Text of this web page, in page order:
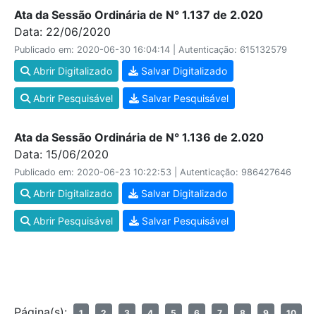
Ata da Sessão Ordinária de N° 1.137 de 2.020
Data: 22/06/2020
Publicado em: 2020-06-30 16:04:14 | Autenticação: 615132579
Abrir Digitalizado Salvar Digitalizado
Abrir Pesquisável Salvar Pesquisável
Ata da Sessão Ordinária de N° 1.136 de 2.020
Data: 15/06/2020
Publicado em: 2020-06-23 10:22:53 | Autenticação: 986427646
Abrir Digitalizado Salvar Digitalizado
Abrir Pesquisável Salvar Pesquisável